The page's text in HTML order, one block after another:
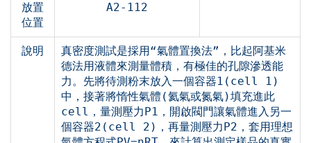
放置
位置
A2-112
說明
真密度測試是採用“氣體置換法”，比起阿基米
德法用液體來測量體積，有極佳的孔隙滲透能
力。先將待測粉末放入一個容器1(cell 1)
中，接著將惰性氣體(氦氣或氮氣)填充進此
cell，量測壓力P1，開啟閥門讓氣體進入另一
個容器2(cell 2)，再量測壓力P2，套用理想